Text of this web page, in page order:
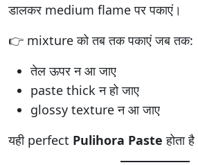
डालकर medium flame पर पकाएं।
👉 mixture को तब तक पकाएं जब तक:
तेल ऊपर न आ जाए
paste thick न हो जाए
glossy texture न आ जाए
यही perfect Pulihora Paste होता